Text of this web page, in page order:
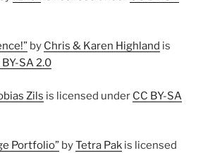
by Chris & Karen Highland is
BY-SA 2.0
Zils is licensed under CC BY-SA
Portfolio” byTetra Pak is licensed